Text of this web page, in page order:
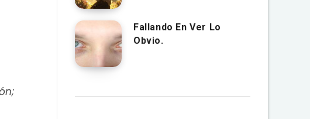
Fallando En Ver Lo
Obvio.